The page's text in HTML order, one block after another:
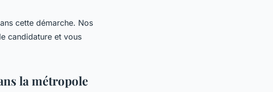
cette démarche. Nos
candidature et vous
la métropole